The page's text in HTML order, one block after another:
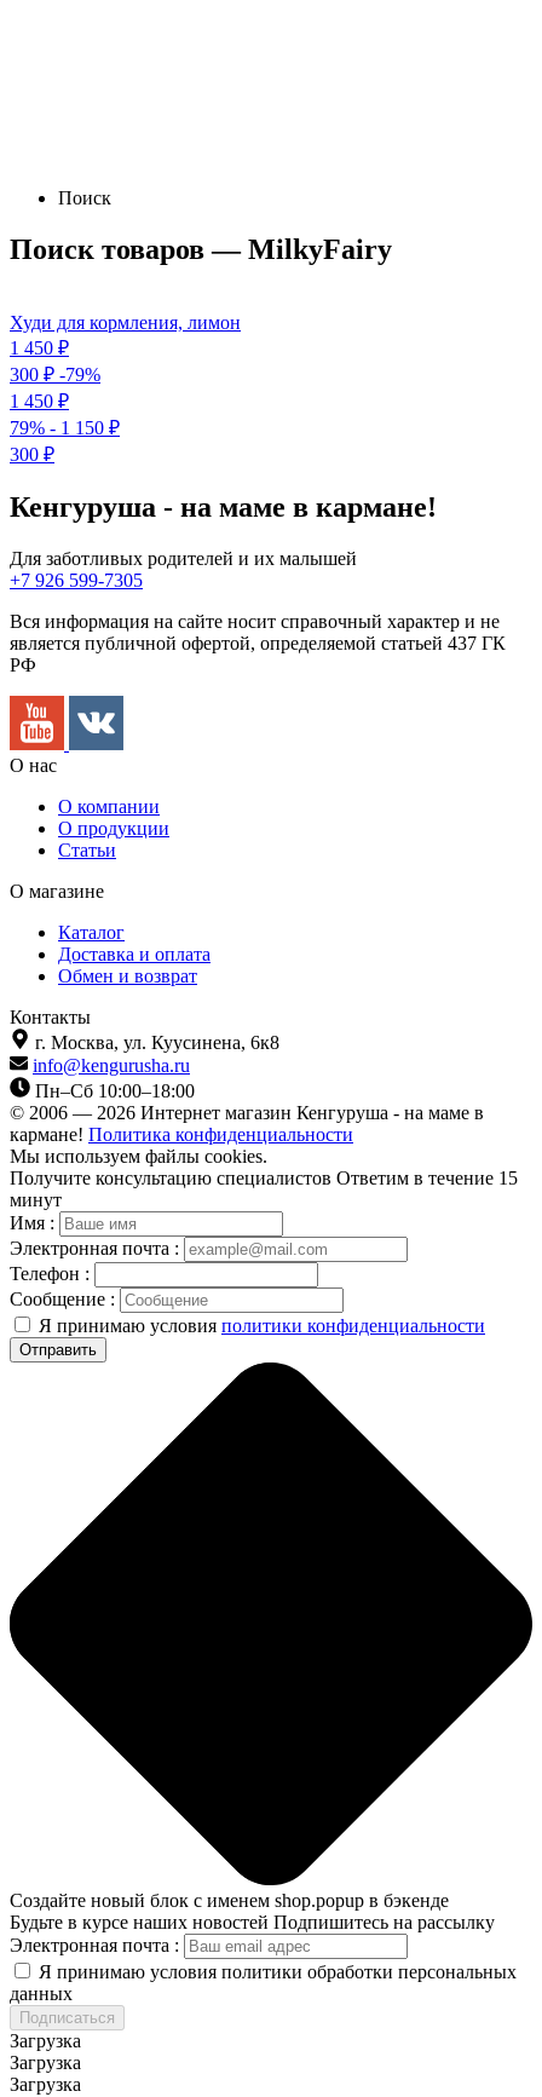
Поиск
Поиск товаров — MilkyFairy
Худи для кормления, лимон
1 450 ₽
300 ₽ -79%
1 450 ₽
79% - 1 150 ₽
300 ₽
Кенгуруша - на маме в кармане!
Для заботливых родителей и их малышей
+7 926 599-7305
Вся информация на сайте носит справочный характер и не
является публичной офертой, определяемой статьей 437 ГК
РФ
О нас
О компании
О продукции
Статьи
О магазине
Каталог
Доставка и оплата
Обмен и возврат
Контакты
г. Москва, ул. Куусинена, 6к8
info@kengurusha.ru
Пн–Сб 10:00–18:00
© 2006 — 2026 Интернет магазин Кенгуруша - на маме в
кармане! Политика конфиденциальности
Мы используем файлы cookies.
Получите консультацию специалистов Ответим в течение 15
минут
Имя :
Электронная почта :
Телефон :
Сообщение :
Я принимаю условия политики конфиденциальности
Отправить
Создайте новый блок с именем shop.popup в бэкенде
Будьте в курсе наших новостей Подпишитесь на рассылку
Электронная почта :
Я принимаю условия политики обработки персональных
данных
Подписаться
Загрузка
Загрузка
Загрузка